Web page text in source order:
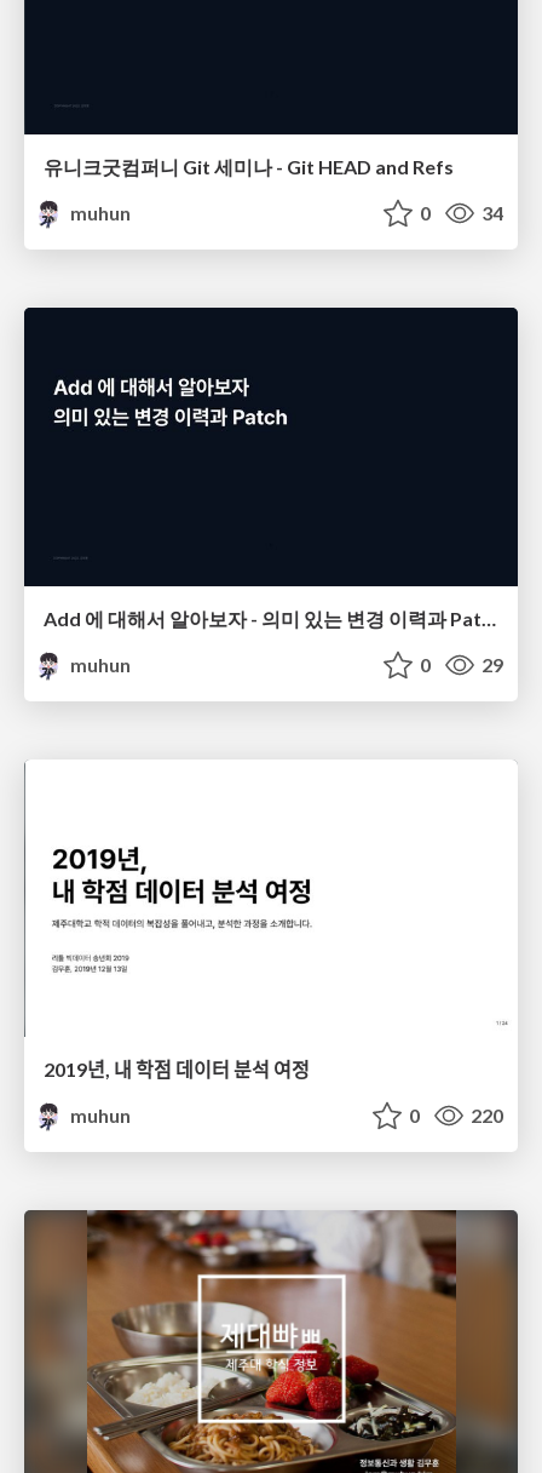
유니크굿컴퍼니 Git 세미나 - Git HEAD and Refs
muhun
0 34
muhun
0 29
2019년, 내 학점 데이터 분석 여정
muhun
0 220